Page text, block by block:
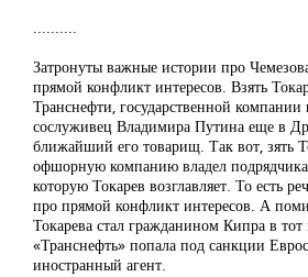
..........
Затронуты важные истории про
прямой конфликт интересов. Взять
Транснефти, государственной
сослуживец Владимира Путина еще в
ближайший его товарищ. Так вот, зять
офшорную компанию владел
которую Токарев возглавляет. То есть
про прямой конфликт интересов. А
Токарева стал гражданином Кипра в тот
«Транснефть» попала под санкции
иностранный агент.